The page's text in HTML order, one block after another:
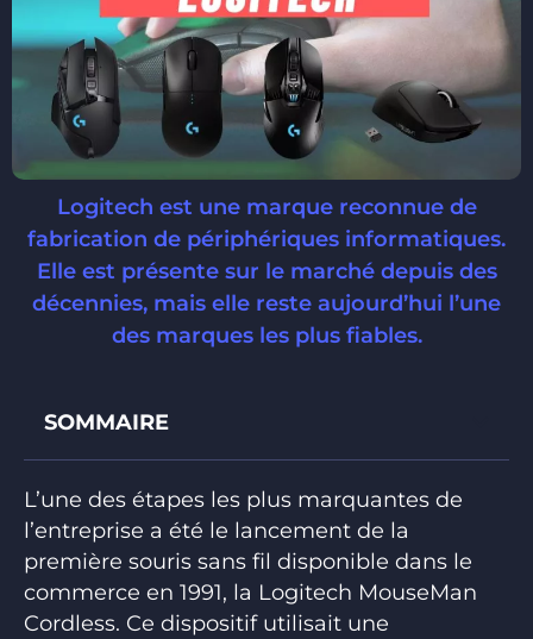
Logitech est une marque reconnue de
fabrication de périphériques informatiques.
Elle est présente sur le marché depuis des
décennies, mais elle reste aujourd’hui l’une
des marques les plus fiables.
SOMMAIRE
L’une des étapes les plus marquantes de
l’entreprise a été le lancement de la
première souris sans fil disponible dans le
commerce en 1991, la Logitech MouseMan
Cordless. Ce dispositif utilisait une